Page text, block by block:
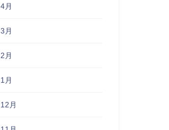
月
月
月
月
月